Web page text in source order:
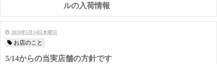
ルの入荷情報
2020年5月14日木曜日
お店のこと
5/14からの当実店舗の方針です